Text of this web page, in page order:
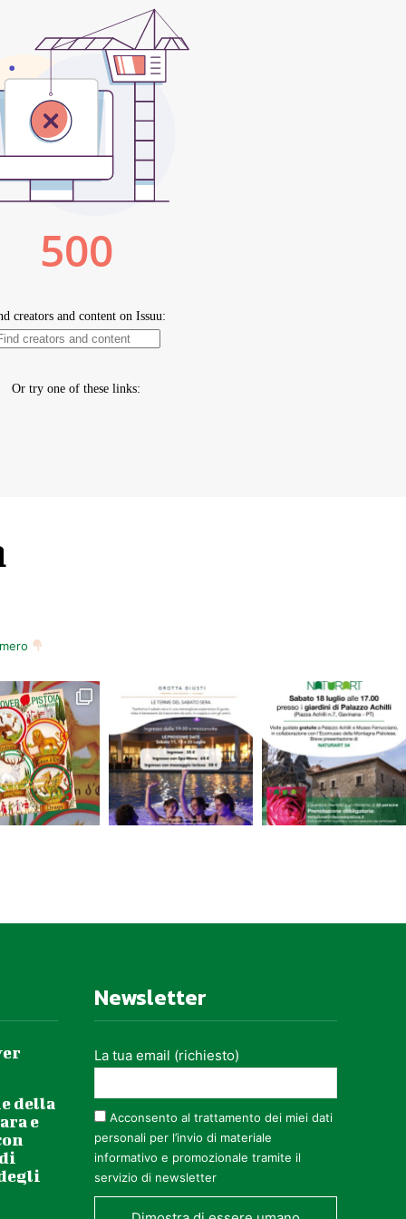
come miglior drammaturgo dell’anno
della
e
Newsletter
La tua email (richiesto)
Acconsento al trattamento dei miei dati
personali per l’invio di materiale
informativo e promozionale tramite il
servizio di newsletter